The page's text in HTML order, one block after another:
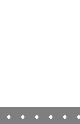
• • • • •